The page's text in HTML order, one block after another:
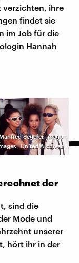
verzichten, ihre
findet sie
im Job für die
Hannah
Segerer, imago
| United Archives
der
sind die
Mode und
unserer
hört ihr in der